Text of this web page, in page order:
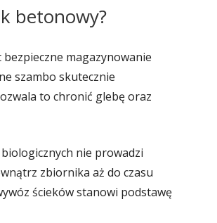
betonowy?
magazynowanie
szambo skutecznie
to chronić glebę oraz
nie prowadzi
zbiornika aż do czasu
ścieków stanowi podstawę